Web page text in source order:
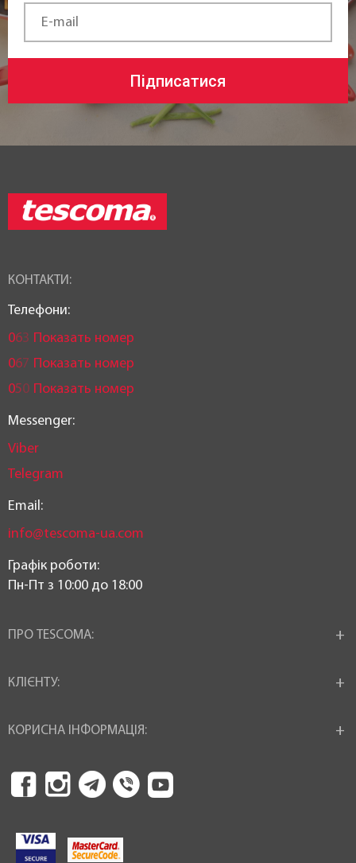
Підписатися
КОНТАКТИ:
Телефони:
063 Показать номер
067 Показать номер
050 Показать номер
Messenger:
Viber
Telegram
Email:
info@tescoma-ua.com
Графік роботи:
Пн-Пт з 10:00 до 18:00
ПРО TESCOMA:
КЛІЄНТУ:
КОРИСНА ІНФОРМАЦІЯ: